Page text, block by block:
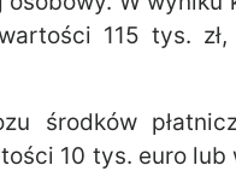
115 tys.
środków
10 tys. euro lub